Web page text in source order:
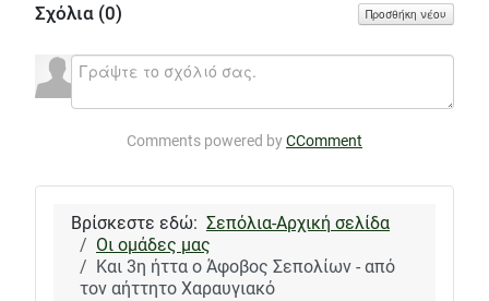
Σχόλια (0) Προσθήκη νέου
Comments powered byCComment
Βρίσκεστε εδώ: Σεπόλια-Αρχική σελίδα
Οι ομάδες μας
Και 3η ήττα ο Άφοβος Σεπολίων - από
τον αήττητο Χαραυγιακό